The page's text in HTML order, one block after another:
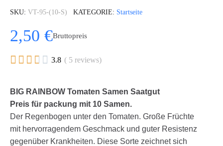
SKU VT-95-(10-S) KATEGORIE Startseite
2,50 €Bruttopreis
     3.8 ( 5 reviews)
BIG RAINBOW Tomaten Samen Saatgut
Preis für packung mit 10 Samen.
Der Regenbogen unter den Tomaten. Große Früchte
mit hervorragendem Geschmack und guter Resistenz
gegenüber Krankheiten. Diese Sorte zeichnet sich